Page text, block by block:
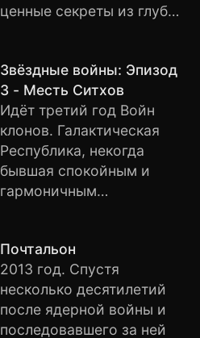
программы, ему
возможность увидеть
электронный мир изнутри
и сразиться в жестокой
схватке с самим
хозяином виртуальной
вселенной.
ценные секреты из глубин
разум наиболее уязвим.
Редкие способности
Кобба сделали его
ценным игроком
в привычном
к предательству мире
промышленного
в извечного беглеца
и лишили всего, что
он когда-либо любил. И
вот у Кобба появляется
шанс исправить ошибки.
Звёздные войны: Эпизод
3 - Месть Ситхов
Идёт третий год Войн
клонов. Галактическая
Республика, некогда
бывшая спокойным и
гармоничным
битвы между армиями
клонов, возглавляемых
канцлером Палпатином, и
армадами дроидов,
которых ведёт граф Дуку,
Почтальон
2013 год. Спустя
несколько десятилетий
после ядерной войны и
последовавшего за ней